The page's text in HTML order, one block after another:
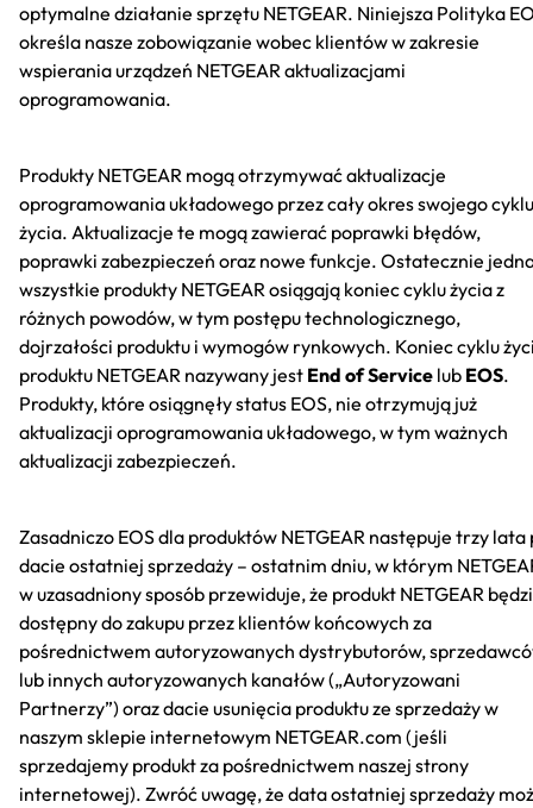
optymalne działanie sprzętu NETGEAR. Niniejsza Polityka
określa nasze zobowiązanie wobec klientów w zakresie
wspierania urządzeń NETGEAR aktualizacjami
oprogramowania.
Produkty NETGEAR mogą otrzymywać aktualizacje
oprogramowania układowego przez cały okres swojego cyklu
życia. Aktualizacje te mogą zawierać poprawki błędów,
poprawki zabezpieczeń oraz nowe funkcje. Ostatecznie
wszystkie produkty NETGEAR osiągają koniec cyklu życia z
różnych powodów, w tym postępu technologicznego,
dojrzałości produktu i wymogów rynkowych. Koniec cyklu
produktu NETGEAR nazywany jest End of Service lub EOS.
Produkty, które osiągnęły status EOS, nie otrzymują już
aktualizacji oprogramowania układowego, w tym ważnych
aktualizacji zabezpieczeń.
Zasadniczo EOS dla produktów NETGEAR następuje trzy lata
dacie ostatniej sprzedaży – ostatnim dniu, w którym
w uzasadniony sposób przewiduje, że produkt NETGEAR
dostępny do zakupu przez klientów końcowych za
pośrednictwem autoryzowanych dystrybutorów,
lub innych autoryzowanych kanałów („Autoryzowani
Partnerzy”) oraz dacie usunięcia produktu ze sprzedaży w
naszym sklepie internetowym NETGEAR.com (jeśli
sprzedajemy produkt za pośrednictwem naszej strony
internetowej). Zwróć uwagę, że data ostatniej sprzedaży